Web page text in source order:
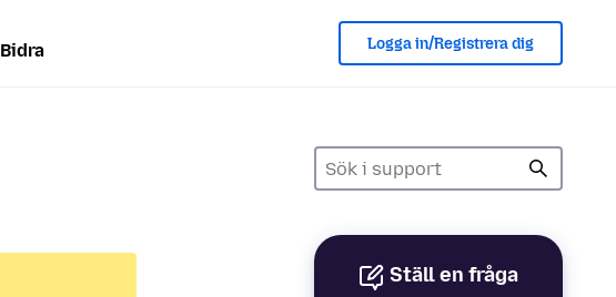
Bidra Logga in/Registrera dig
Ställ en fråga